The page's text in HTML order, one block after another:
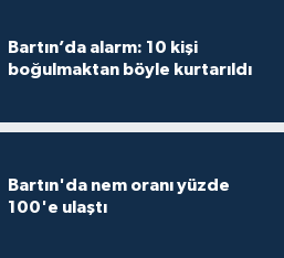
Bartın’da alarm: 10 kişi
boğulmaktan böyle kurtarıldı
Bartın'da nem oranı yüzde
100'e ulaştı